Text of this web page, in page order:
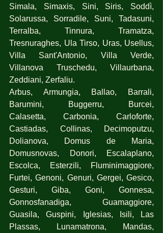
Simala, Simaxis, Sini, Siris, Soddì,
Solarussa, Sorradile, Suni, Tadasuni,
Terralba, Tinnura, Tramatza,
Tresnuraghes, Ula Tirso, Uras, Usellus,
Villa Sant'Antonio, Villa Verde,
Villanova Truschedu, Villaurbana,
Zeddiani, Zerfaliu.
Arbus, Armungia, Ballao, Barrali,
Barumini, Buggerru, Burcei,
Calasetta, Carbonia, Carloforte,
Castiadas, Collinas, Decimoputzu,
Dolianova, Domus de Maria,
Domusnovas, Donori, Escalaplano,
Escolca, Esterzili, Fluminimaggiore,
Furtei, Genoni, Genuri, Gergei, Gesico,
Gesturi, Giba, Goni, Gonnesa,
Gonnosfanadiga, Guamaggiore,
Guasila, Guspini, Iglesias, Isili, Las
Plassas, Lunamatrona, Mandas,